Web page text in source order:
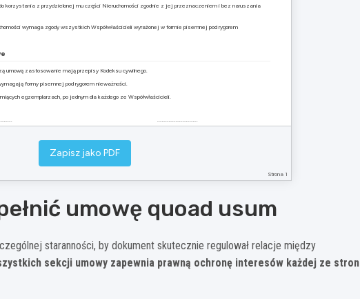
korzystania z przydzielonej mu części Nieruchomości zgodnie z jej przeznaczeniem i bez naruszania
wymaga zgody wszystkich Współwłaścicieli wyrażonej w formie pisemnej pod rygorem
umową zastosowanie mają przepisy Kodeksu cywilnego.
formy pisemnej pod rygorem nieważności.
egzemplarzach, po jednym dla każdego ze Współwłaścicieli.
1)
(podpis Współwłaściciela 2)
części przypadających poszczególnym Współwłaścicielom do wyłącznego korzystania.
Strona 1
Zapisz jako PDF
umowę quoad usum
staranności, by dokument skutecznie regulował relacje między
sekcji umowy zapewnia prawną ochronę interesów każdej ze stron